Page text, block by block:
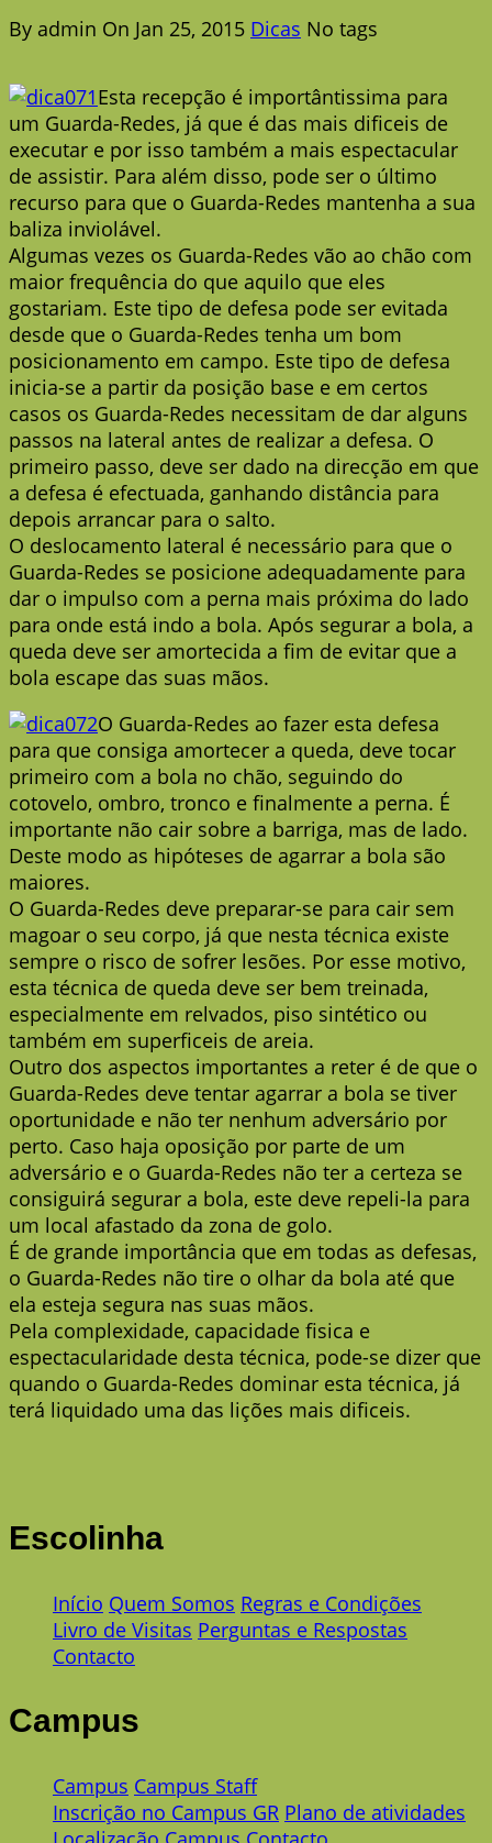
By admin On Jan 25, 2015 Dicas No tags
Esta recepção é importântissima para
um Guarda-Redes, já que é das mais dificeis de
executar e por isso também a mais espectacular
de assistir. Para além disso, pode ser o último
recurso para que o Guarda-Redes mantenha a sua
baliza inviolável.
Algumas vezes os Guarda-Redes vão ao chão com
maior frequência do que aquilo que eles
gostariam. Este tipo de defesa pode ser evitada
desde que o Guarda-Redes tenha um bom
posicionamento em campo. Este tipo de defesa
inicia-se a partir da posição base e em certos
casos os Guarda-Redes necessitam de dar alguns
passos na lateral antes de realizar a defesa. O
primeiro passo, deve ser dado na direcção em que
a defesa é efectuada, ganhando distância para
depois arrancar para o salto.
O deslocamento lateral é necessário para que o
Guarda-Redes se posicione adequadamente para
dar o impulso com a perna mais próxima do lado
para onde está indo a bola. Após segurar a bola, a
queda deve ser amortecida a fim de evitar que a
bola escape das suas mãos.
O Guarda-Redes ao fazer esta defesa
para que consiga amortecer a queda, deve tocar
primeiro com a bola no chão, seguindo do
cotovelo, ombro, tronco e finalmente a perna. É
importante não cair sobre a barriga, mas de lado.
Deste modo as hipóteses de agarrar a bola são
maiores.
O Guarda-Redes deve preparar-se para cair sem
magoar o seu corpo, já que nesta técnica existe
sempre o risco de sofrer lesões. Por esse motivo,
esta técnica de queda deve ser bem treinada,
especialmente em relvados, piso sintético ou
também em superficeis de areia.
Outro dos aspectos importantes a reter é de que o
Guarda-Redes deve tentar agarrar a bola se tiver
oportunidade e não ter nenhum adversário por
perto. Caso haja oposição por parte de um
adversário e o Guarda-Redes não ter a certeza se
consiguirá segurar a bola, este deve repeli-la para
um local afastado da zona de golo.
É de grande importância que em todas as defesas,
o Guarda-Redes não tire o olhar da bola até que
ela esteja segura nas suas mãos.
Pela complexidade, capacidade fisica e
espectacularidade desta técnica, pode-se dizer que
quando o Guarda-Redes dominar esta técnica, já
terá liquidado uma das lições mais dificeis.
Escolinha
Início Quem Somos Regras e Condições
Livro de Visitas Perguntas e Respostas
Contacto
Campus
Campus Campus Staff
Inscrição no Campus GR Plano de atividades